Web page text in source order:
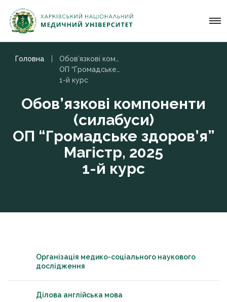
Головна
ОП “Громадське здоров’я” Магістр, 2025
1-й курс
Обов’язкові компоненти
(силабуси)
ОП “Громадське здоров’я”
Магістр, 2025
1-й курс
Організація медико-соціального наукового
дослідження
Ділова англійська мова